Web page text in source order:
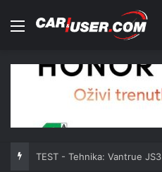
Meni
TEST - Tehnika: Vantrue JS3